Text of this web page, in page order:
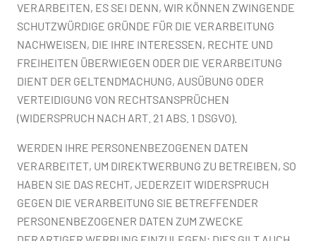
VERARBEITEN, ES SEI DENN, WIR KÖNNEN ZWINGENDE
SCHUTZWÜRDIGE GRÜNDE FÜR DIE VERARBEITUNG
NACHWEISEN, DIE IHRE INTERESSEN, RECHTE UND
FREIHEITEN ÜBERWIEGEN ODER DIE VERARBEITUNG
DIENT DER GELTENDMACHUNG, AUSÜBUNG ODER
VERTEIDIGUNG VON RECHTSANSPRÜCHEN
(WIDERSPRUCH NACH ART. 21 ABS. 1 DSGVO).
WERDEN IHRE PERSONENBEZOGENEN DATEN
VERARBEITET, UM DIREKTWERBUNG ZU BETREIBEN, SO
HABEN SIE DAS RECHT, JEDERZEIT WIDERSPRUCH
GEGEN DIE VERARBEITUNG SIE BETREFFENDER
PERSONENBEZOGENER DATEN ZUM ZWECKE